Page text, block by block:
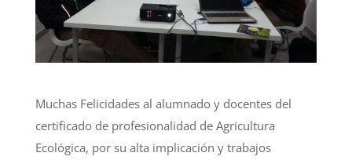
Muchas Felicidades al alumnado y docentes del
certificado de profesionalidad de Agricultura
Ecológica, por su alta implicación y trabajos